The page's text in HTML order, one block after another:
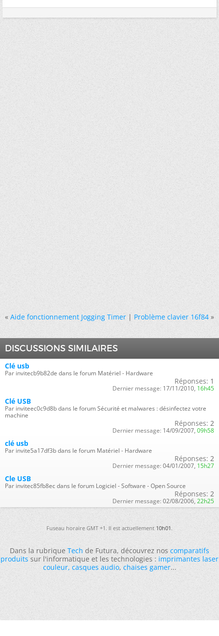
« Aide fonctionnement Jogging Timer|Problème clavier 16f84 »
DISCUSSIONS SIMILAIRES
Clé usb
Par invitecb9b82de dans le forum Matériel - Hardware
Réponses: 1
Dernier message: 17/11/2010, 16h45
Clé USB
Par inviteec0c9d8b dans le forum Sécurité et malwares : désinfectez votre
machine
Réponses: 2
Dernier message: 14/09/2007, 09h58
clé usb
Par invite5a17df3b dans le forum Matériel - Hardware
Réponses: 2
Dernier message: 04/01/2007, 15h27
Cle USB
Par invitec85fb8ec dans le forum Logiciel - Software - Open Source
Réponses: 2
Dernier message: 02/08/2006, 22h25
Fuseau horaire GMT +1. Il est actuellement10h01.
Dans la rubriqueTechde Futura, découvrez noscomparatifs
produitssur l'informatique et les technologies :imprimantes laser
couleur,casques audio,chaises gamer...